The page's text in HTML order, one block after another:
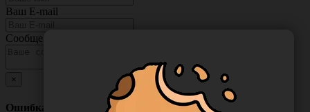
Ваш E-mail
Сообщение
×
Ошибка